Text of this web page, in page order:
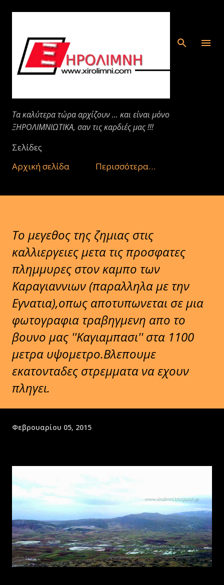
Μετάβαση στο κύριο περιεχόμενο
Τα καλύτερα τώρα αρχίζουν ... και είναι μόνο
ΞΗΡΟΛΙΜΝΙΩΤΙΚΑ, σαν τις καρδιές μας !!!
Σελίδες
Αρχική σελίδα
Περισσότερα…
Το μεγεθος της ζημιας στις
καλλιεργειες μετα τις προσφατες
πλημμυρες στον καμπο των
Καραγιαννιων (παραλληλα με την
Εγνατια),οπως αποτυπωνεται σε μια
φωτογραφια τραβηγμενη απο το
βουνο μας ''Καγιαμπασι'' στα 1100
μετρα υψομετρο.Βλεπουμε
εκατονταδες στρεμματα να εχουν
πληγει.
Φεβρουαρίου 05, 2015